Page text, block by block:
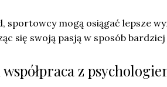
sportowcy mogą osiągać lepsze
się swoją pasją w sposób
z